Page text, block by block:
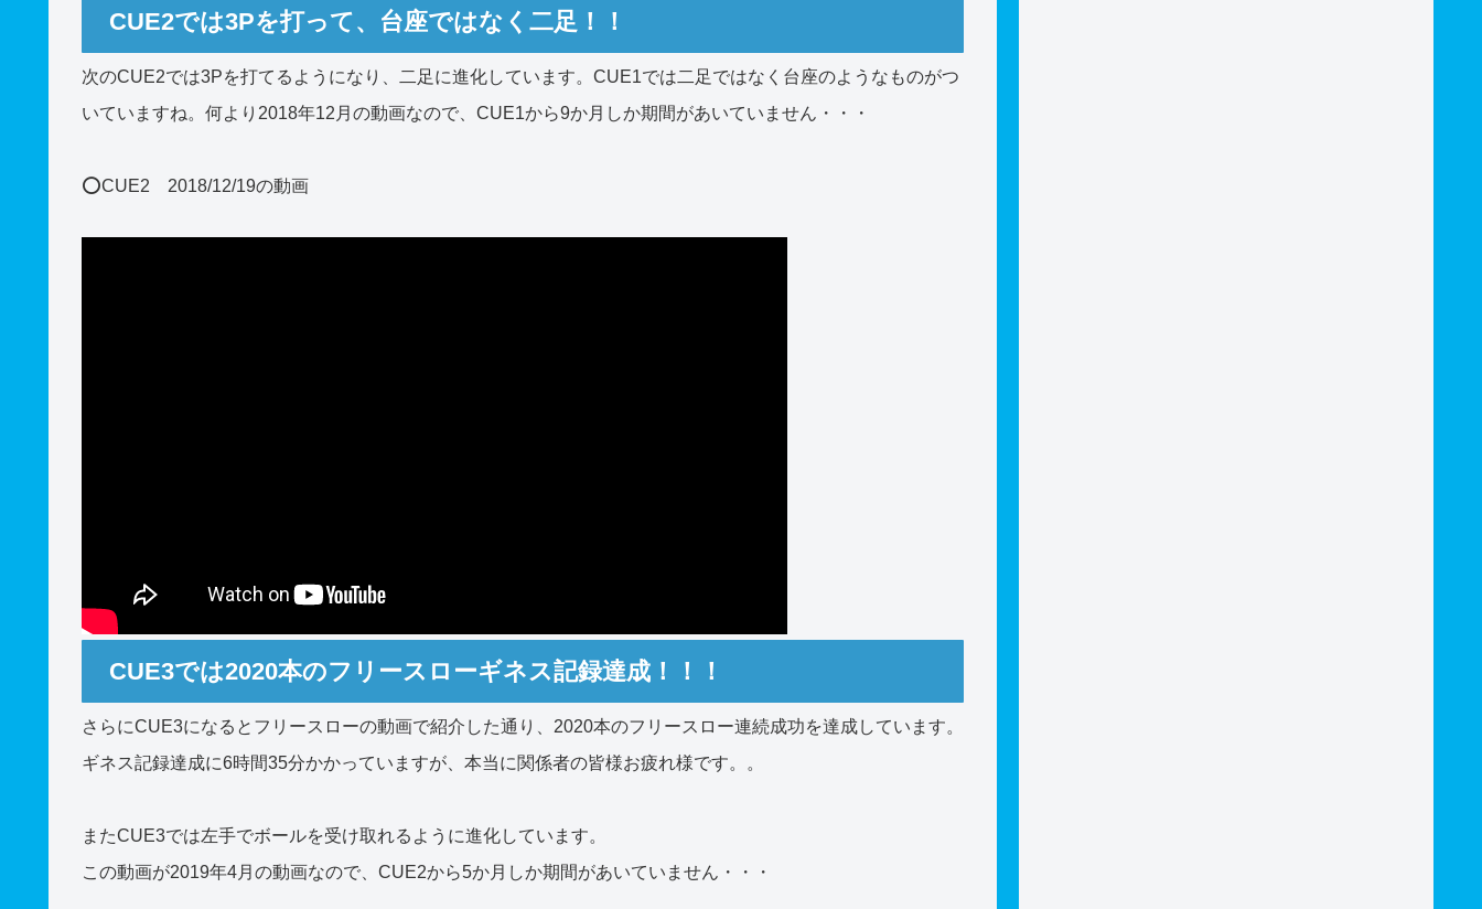
CUE2では3Pを打って、台座ではなく二足！！
次のCUE2では3Pを打てるようになり、二足に進化しています。CUE1では二足ではなく台座のようなものがつ
いていますね。何より2018年12月の動画なので、CUE1から9か月しか期間があいていません・・・
⭕️CUE2 2018/12/19の動画
CUE3では2020本のフリースローギネス記録達成！！！
さらにCUE3になるとフリースローの動画で紹介した通り、2020本のフリースロー連続成功を達成しています。
ギネス記録達成に6時間35分かかっていますが、本当に関係者の皆様お疲れ様です。。
またCUE3では左手でボールを受け取れるように進化しています。
この動画が2019年4月の動画なので、CUE2から5か月しか期間があいていません・・・